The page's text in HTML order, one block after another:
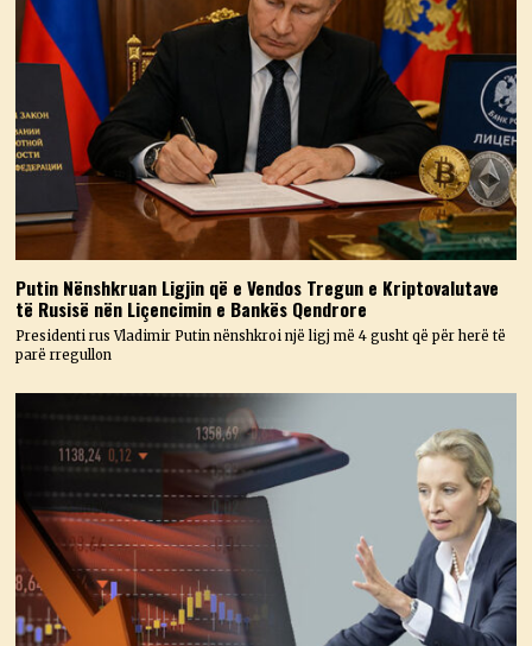
Putin Nënshkruan Ligjin që e Vendos Tregun e Kriptovalutave
të Rusisë nën Liçencimin e Bankës Qendrore
Presidenti rus Vladimir Putin nënshkroi një ligj më 4 gusht që për herë të
parë rregullon